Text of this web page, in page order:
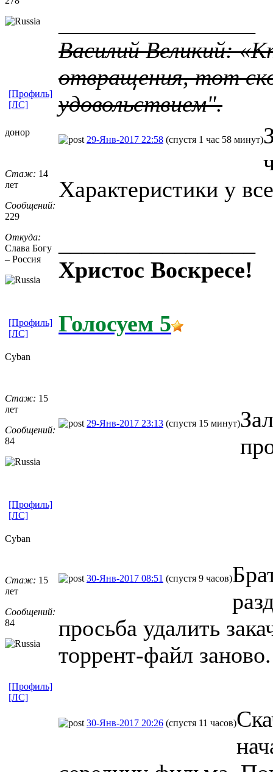
Василий Великий:
отвращения, тот
удовольствием".
[Профиль]
[ЛС]
донор
Стаж: 14
лет
Сообщений:
229
Откуда:
Слава Богу
– Россия
29-Янв-2017 22:58 (спустя 1 час 58 минут)
Характеристики у
Христос Воскресе!
Голосуем 5
[Профиль]
[ЛС]
Cyban
Стаж: 15
лет
Сообщений:
84
29-Янв-2017 23:13 (спустя 15 минут)
[Профиль]
[ЛС]
Cyban
Стаж: 15
лет
Сообщений:
84
30-Янв-2017 08:51 (спустя 9 часов)
просьба удалить
торрент-файл
[Профиль]
[ЛС]
30-Янв-2017 20:26 (спустя 11 часов)